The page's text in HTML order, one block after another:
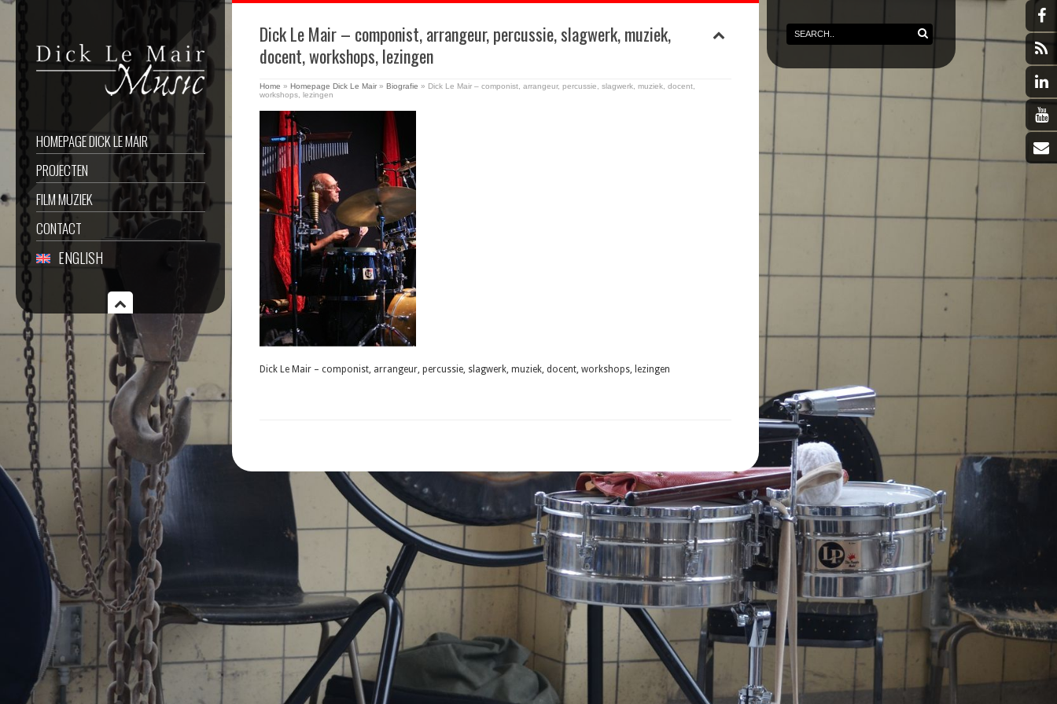
HOMEPAGE DICK LE MAIR
PROJECTEN
FILM MUZIEK
CONTACT
ENGLISH
Dick Le Mair – componist, arrangeur, percussie, slagwerk, muziek,
docent, workshops, lezingen
Home » Homepage Dick Le Mair » Biografie » Dick Le Mair – componist, arrangeur, percussie, slagwerk, muziek, docent,
workshops, lezingen
Dick Le Mair – componist, arrangeur, percussie, slagwerk, muziek, docent, workshops, lezingen